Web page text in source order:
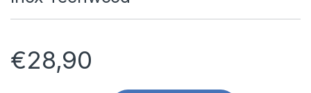
€28,90